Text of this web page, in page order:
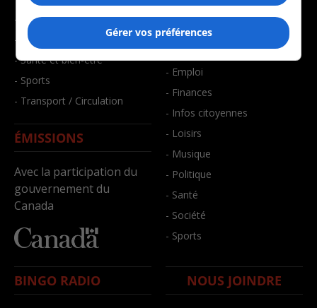
- Environnement
- Faits divers
- Santé et bien-être
- Sports
- Transport / Circulation
ÉMISSIONS
Avec la participation du
gouvernement du
Canada
- Art de vivre
- Bien-être
- Emploi
- Finances
- Infos citoyennes
- Loisirs
- Musique
- Politique
- Santé
- Société
- Sports
BINGO RADIO NOUS JOINDRE
Gérer vos préférences